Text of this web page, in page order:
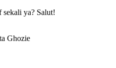
ya? Salut!
Ghozie